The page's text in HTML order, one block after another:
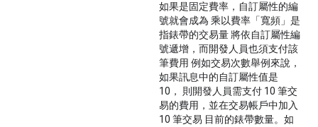
如果是固定費率，自訂屬性的編
號就會成為 乘以費率「寬頻」是
指錶帶的交易量 將依自訂屬性編
號遞增，而開發人員也須支付該
筆費用 例如交易次數舉例來說，
如果訊息中的自訂屬性值是
10， 則開發人員需支付 10 筆交
易的費用，並在交易帳戶中加入
10 筆交易 目前的錶帶數量。如